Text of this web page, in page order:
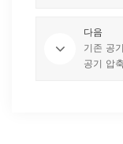
다음
기존 공
공기 압